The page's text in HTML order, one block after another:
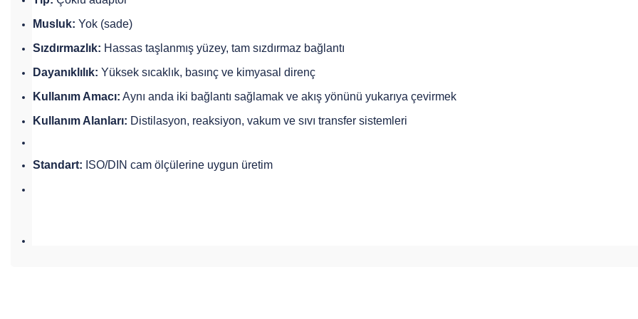
Musluk: Yok (sade)
Sızdırmazlık: Hassas taşlanmış yüzey, tam sızdırmaz bağlantı
Dayanıklılık: Yüksek sıcaklık, basınç ve kimyasal direnç
Kullanım Amacı: Aynı anda iki bağlantı sağlamak ve akış yönünü yukarıya çevirmek
Kullanım Alanları: Distilasyon, reaksiyon, vakum ve sıvı transfer sistemleri
Standart: ISO/DIN cam ölçülerine uygun üretim